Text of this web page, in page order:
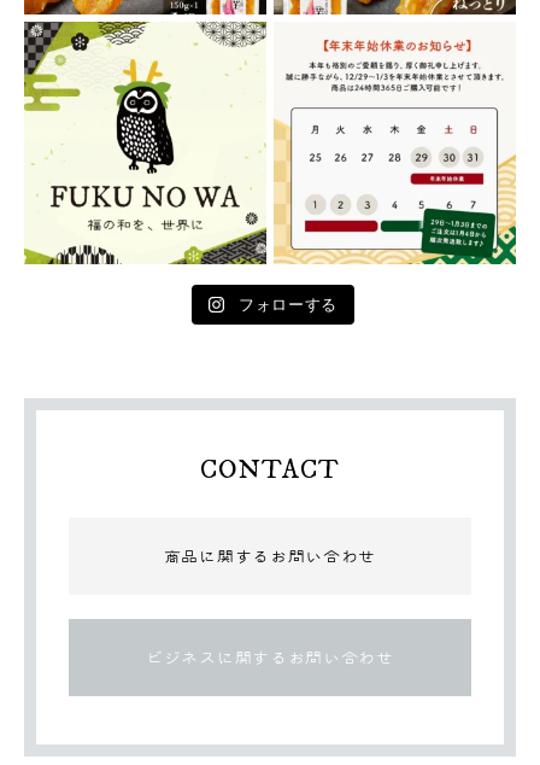
フォローする
CONTACT
商品に関するお問い合わせ
ビジネスに関するお問い合わせ